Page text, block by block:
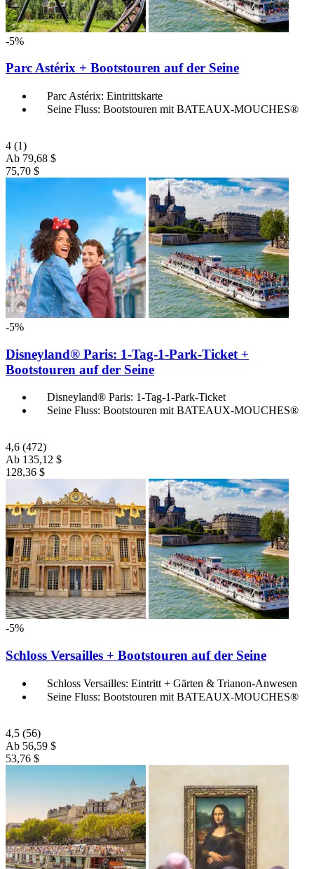
-5%
Parc Astérix + Bootstouren auf der Seine
Parc Astérix: Eintrittskarte
Seine Fluss: Bootstouren mit BATEAUX-MOUCHES®
4 (1)
Ab 79,68 $
75,70 $
-5%
Disneyland® Paris: 1-Tag-1-Park-Ticket +
Bootstouren auf der Seine
Disneyland® Paris: 1-Tag-1-Park-Ticket
Seine Fluss: Bootstouren mit BATEAUX-MOUCHES®
4,6 (472)
Ab 135,12 $
128,36 $
-5%
Schloss Versailles + Bootstouren auf der Seine
Schloss Versailles: Eintritt + Gärten & Trianon-Anwesen
Seine Fluss: Bootstouren mit BATEAUX-MOUCHES®
4,5 (56)
Ab 56,59 $
53,76 $